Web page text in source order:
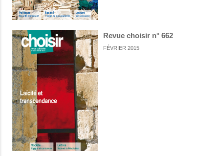
Revue choisir n° 662
FÉVRIER 2015